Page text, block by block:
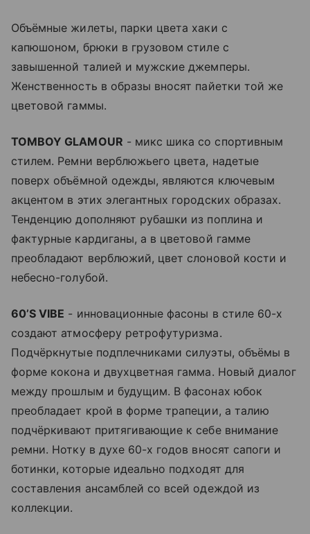
Объёмные жилеты, парки цвета хаки с
капюшоном, брюки в грузовом стиле с
завышенной талией и мужские джемперы.
Женственность в образы вносят пайетки той же
цветовой гаммы.
TOMBOY GLAMOUR - микс шика со спортивным
стилем. Ремни верблюжьего цвета, надетые
поверх объёмной одежды, являются ключевым
акцентом в этих элегантных городских образах.
Тенденцию дополняют рубашки из поплина и
фактурные кардиганы, а в цветовой гамме
преобладают верблюжий, цвет слоновой кости и
небесно-голубой.
60’S VIBE - инновационные фасоны в стиле 60-х
создают атмосферу ретрофутуризма.
Подчёркнутые подплечниками силуэты, объёмы в
форме кокона и двухцветная гамма. Новый диалог
между прошлым и будущим. В фасонах юбок
преобладает крой в форме трапеции, а талию
подчёркивают притягивающие к себе внимание
ремни. Нотку в духе 60-х годов вносят сапоги и
ботинки, которые идеально подходят для
составления ансамблей со всей одеждой из
коллекции.